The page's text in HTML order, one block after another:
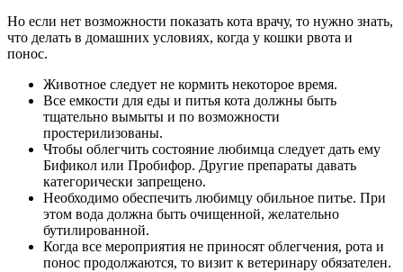
Но если нет возможности показать кота врачу, то нужно знать,
что делать в домашних условиях, когда у кошки рвота и
понос.
Животное следует не кормить некоторое время.
Все емкости для еды и питья кота должны быть
тщательно вымыты и по возможности
простерилизованы.
Чтобы облегчить состояние любимца следует дать ему
Бификол или Пробифор. Другие препараты давать
категорически запрещено.
Необходимо обеспечить любимцу обильное питье. При
этом вода должна быть очищенной, желательно
бутилированной.
Когда все мероприятия не приносят облегчения, рота и
понос продолжаются, то визит к ветеринару обязателен.